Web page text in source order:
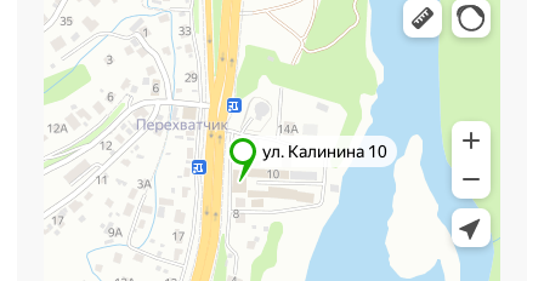
Политика конфиденциальности
Нажимая кнопку "Отправить", вы
соглашаетесь с политикой
конфиденциальности